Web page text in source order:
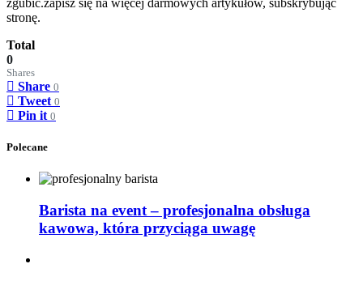
zgubić.zapisz się na więcej darmowych artykułów, subskrybując
stronę.
Total
0
Shares
Share 0
Tweet 0
Pin it 0
Polecane
Barista na event – profesjonalna obsługa
kawowa, która przyciąga uwagę